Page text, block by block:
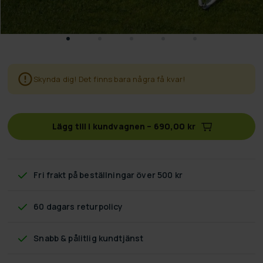
Skynda dig! Det finns bara några få kvar!
Lägg till i kundvagnen – 690,00 kr
Fri frakt på beställningar över 500 kr
60 dagars returpolicy
Snabb & pålitlig kundtjänst